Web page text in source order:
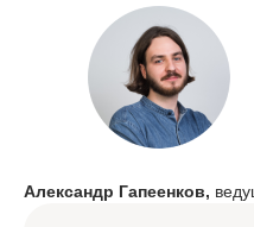
Александр Гапеенков,